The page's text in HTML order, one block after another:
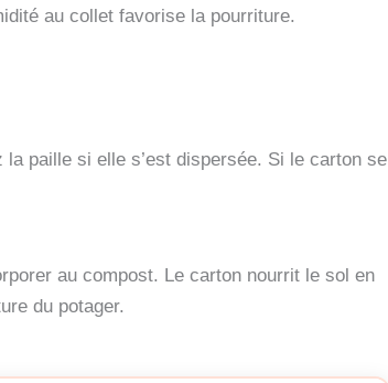
au collet favorise la pourriture.
paille si elle s’est dispersée. Si le carton se
au compost. Le carton nourrit le sol en
du potager.